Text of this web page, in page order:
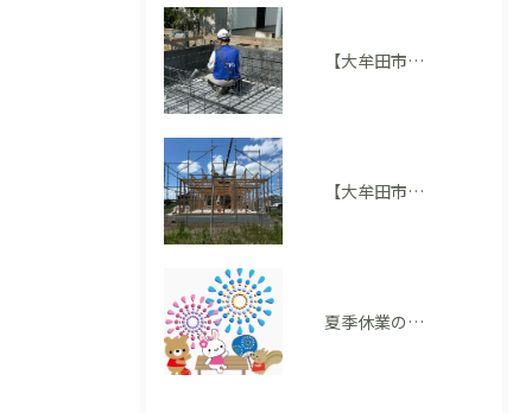
【大牟田市M様邸】配筋検査に適合しました。完成後には見えない部分も大切にしています
【大牟田市 T様邸】上棟を迎えました！いよいよ住まいの形が見えてきました
夏季休業のお知らせ